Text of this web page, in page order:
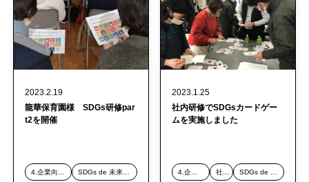
2023.2.19
龍華保育園様 SDGs研修par
t2を開催
SDGs de 未来構想・SDGs de
2023.1.25
社内研修でSDGsカードゲー
ムを実施しました
社内研修